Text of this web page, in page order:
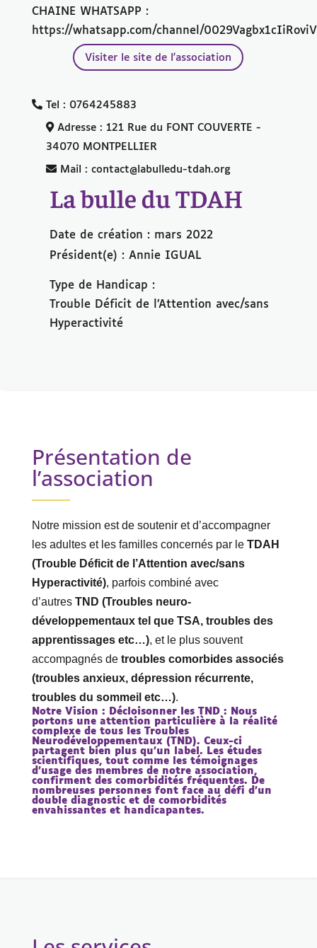
CHAINE WHATSAPP :
https://whatsapp.com/channel/
Visiter le site de l'association
Tel : 0764245883
Adresse : 121 Rue du FONT COUVERTE -
34070 MONTPELLIER
Mail : contact@labulledu-tdah.org
La bulle du TDAH
Date de création : mars 2022
Président(e) : Annie IGUAL
Type de Handicap :
Trouble Déﬁcit de l’Attention avec/sans
Hyperactivité
Présentation de
l’association
Notre mission est de soutenir et d’accompagner
les adultes et les familles concernés par le TDAH
(Trouble Déficit de l’Attention avec/sans
Hyperactivité), parfois combiné avec
d’autres TND (Troubles neuro-
développementaux tel que TSA, troubles des
apprentissages etc…), et le plus souvent
accompagnés de troubles comorbides associés
(troublesanxieux, dépression récurrente,
troublesdu sommeil etc…).
Notre Vision : Décloisonner les TND :
Nous
portons une attention particulière à la réalité
complexe de tous les Troubles
Neurodéveloppementaux (TND). Ceux-ci
partagent bien plus qu’un label. Les études
scientifiques, tout comme les témoignages
d’usage des membres de notre association,
confirment des comorbidités fréquentes. De
nombreuses personnes font face au défi d’un
double diagnostic et de comorbidités
envahissantes et handicapantes.